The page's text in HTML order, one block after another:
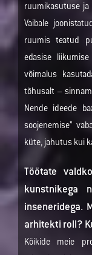
ruumikasutuse ja
Vaibale
ruumis teatud
edasise
võimalus
tõhusalt –
Nende ideede
soojenemise”
küte, jahutus kui
Töötate
kunstnikega
inseneridega.
arhitekti roll?
Kõikide meie